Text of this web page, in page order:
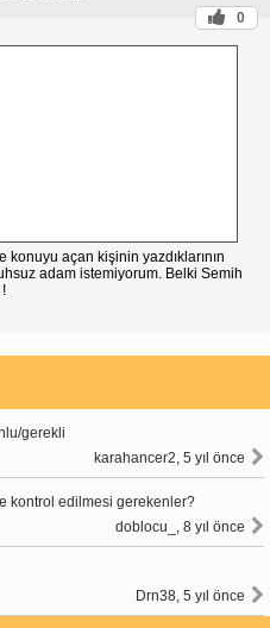
0
açan kişinin yazdıklarının
adam istemiyorum. Belki Semih
gerekli
karahancer2, 5 yıl önce
kontrol edilmesi gerekenler?
doblocu_, 8 yıl önce
Drn38, 5 yıl önce